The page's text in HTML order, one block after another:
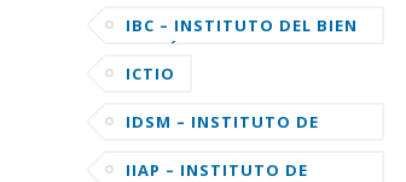
UNIVERSITY
IBC – INSTITUTO DEL BIEN
COMÚN
ICTIO
IDSM – INSTITUTO DE
SUSTENTÁVEL MAMIRAUÁ
IIAP – INSTITUTO DE